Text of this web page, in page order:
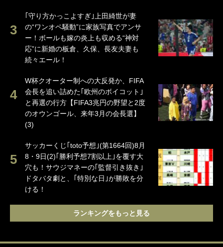
｢守り方かっこよすぎ｣上田綺世が妻
の“ワンオペ騒動”に家族写真でアンサ
ー！ボールも嫁の炎上も収める“神対
応”に新婚の板倉、久保、長友夫妻も
続々エール！
W杯クオーター制への大反発か、FIFA
会長を追い詰めた｢欧州のボイコット｣
と再選の行方【FIFA3兆円の野望と2度
のオウンゴール、来年3月の会長選】
(3)
サッカーくじ｢toto予想｣(第1664回)8月
8・9日(2)｢勝利予想7割以上｣を覆す大
穴も！サウジマネーの｢監督引き抜き｣
ドタバタ劇と、｢特別な日｣が勝敗を分
ける！
ランキングをもっと見る